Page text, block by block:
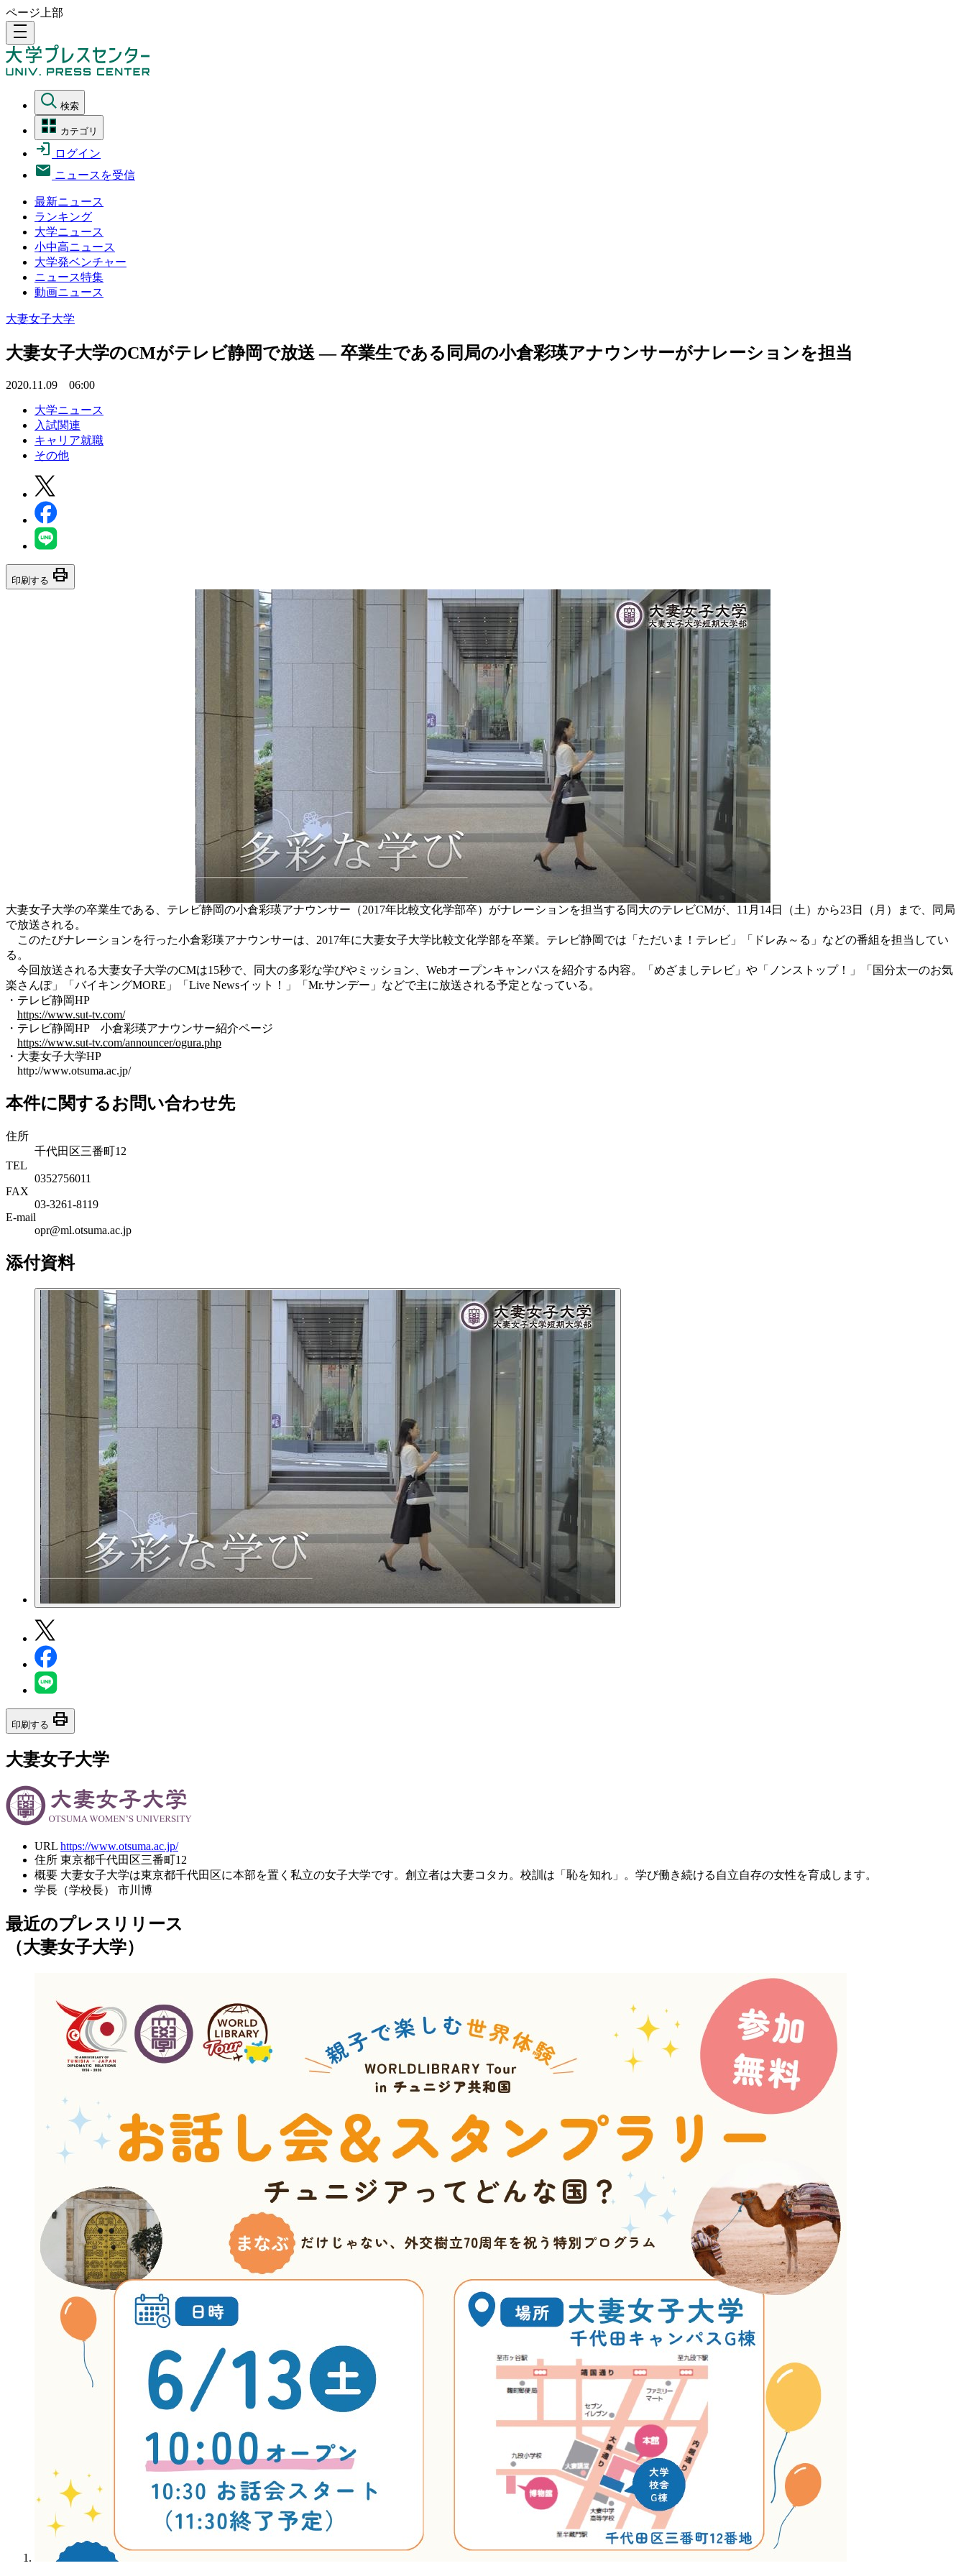
ページ上部
density_medium
検索
カテゴリ
ログイン
ニュースを受信
最新ニュース
ランキング
大学ニュース
小中高ニュース
大学発ベンチャー
ニュース特集
動画ニュース
大妻女子大学
大妻女子大学のCMがテレビ静岡で放送 — 卒業生である同局の小倉彩瑛アナウンサーがナレーションを担当
2020.11.09 06:00
大学ニュース
入試関連
キャリア就職
その他
印刷する print
大妻女子大学の卒業生である、テレビ静岡の小倉彩瑛アナウンサー（2017年比較文化学部卒）がナレーションを担当する同大のテレビCMが、11月14日（土）から23日（月）まで、同局
で放送される。
このたびナレーションを行った小倉彩瑛アナウンサーは、2017年に大妻女子大学比較文化学部を卒業。テレビ静岡では「ただいま！テレビ」「ドレみ～る」などの番組を担当してい
る。
今回放送される大妻女子大学のCMは15秒で、同大の多彩な学びやミッション、Webオープンキャンパスを紹介する内容。「めざましテレビ」や「ノンストップ！」「国分太一のお気
楽さんぽ」「バイキングMORE」「Live Newsイット！」「Mr.サンデー」などで主に放送される予定となっている。
・テレビ静岡HP
https://www.sut-tv.com/
・テレビ静岡HP 小倉彩瑛アナウンサー紹介ページ
https://www.sut-tv.com/announcer/ogura.php
・大妻女子大学HP
http://www.otsuma.ac.jp/
本件に関するお問い合わせ先
住所
千代田区三番町12
TEL
0352756011
FAX
03-3261-8119
E-mail
opr@ml.otsuma.ac.jp
添付資料
印刷する print
大妻女子大学
URL https://www.otsuma.ac.jp/
住所 東京都千代田区三番町12
概要 大妻女子大学は東京都千代田区に本部を置く私立の女子大学です。創立者は大妻コタカ。校訓は「恥を知れ」。学び働き続ける自立自存の女性を育成します。
学長（学校長）
市川博
最近のプレスリリース
（大妻女子大学）